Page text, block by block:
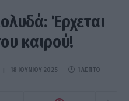
Έρχεται
καιρού!
18 ΙΟΥΝΊΟΥ 2025 1 ΛΕΠΤΌ